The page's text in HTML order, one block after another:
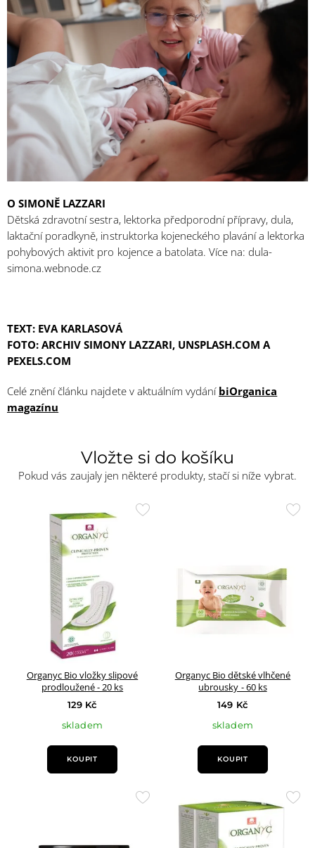
O SIMONĚ LAZZARI
Dětská zdravotní sestra, lektorka předporodní přípravy, dula,
laktační poradkyně, instruktorka kojeneckého plavání a lektorka
pohybových aktivit pro kojence a batolata. Více na: dula-
simona.webnode.cz
TEXT: EVA KARLASOVÁ
FOTO: ARCHIV SIMONY LAZZARI, UNSPLASH.COM A
PEXELS.COM
Celé znění článku najdete v aktuálním vydání biOrganica
magazínu
Vložte si do košíku
Pokud vás zaujaly jen některé produkty, stačí si níže vybrat.
Přidat
Organyc Bio vložky slipové
prodloužené - 20 ks
129 Kč
skladem
KOUPIT
Organyc Bio dětské vlhčené
ubrousky - 60 ks
149 Kč
skladem
KOUPIT
Přidat
oblíbených